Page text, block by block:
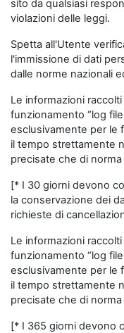
sito da qualsiasi
violazioni delle leggi.
Spetta all'Utente
l'immissione di dati
dalle norme nazionali
Le informazioni
funzionamento “log
esclusivamente per le
il tempo strettamente
precisate che di
[* I 30 giorni devono
la conservazione dei
richieste di
Le informazioni
funzionamento “log
esclusivamente per le
il tempo strettamente
precisate che di
[* I 365 giorni devono